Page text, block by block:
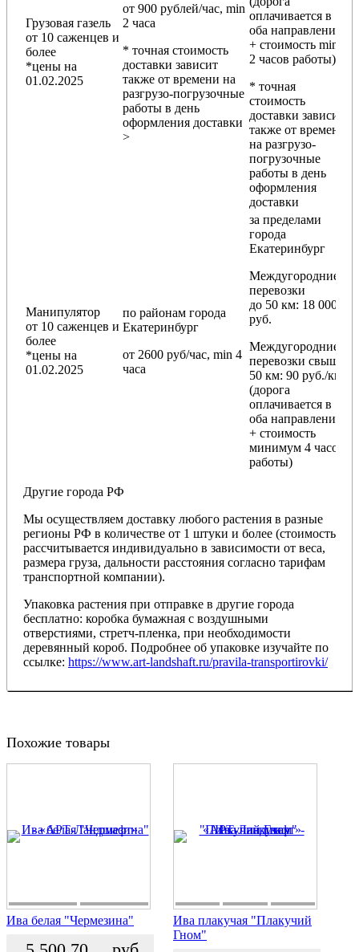
Грузовая газель
от 10 саженцев и
более
*цены на
01.02.2025
от 900 рублей/час, min
2 часа
* точная стоимость
доставки зависит
также от времени на
разгрузо-погрузочные
работы в день
оформления доставки
>
оплачивается в
оба направления
+ стоимость min
2 часов работы)
* точная
стоимость
доставки зависит
также от времени
на разгрузо-
погрузочные
работы в день
оформления
доставки
Манипулятор
от 10 саженцев и
более
*цены на
01.02.2025
по районам города
Екатеринбург
от 2600 руб/час, min 4
часа
за пределами
города
Екатеринбург
Междугородние
перевозки
до 50 км: 18 000
руб.
Междугородние
перевозки свыше
50 км: 90 руб./км
(дорога
оплачивается в
оба направления
+ стоимость
минимум 4 часов
работы)
Другие города РФ
Мы осуществляем доставку любого растения в разные
регионы РФ в количестве от 1 штуки и более (стоимость
рассчитывается индивидуально в зависимости от веса,
размера груза, дальности расстояния согласно тарифам
транспортной компании).
Упаковка растения при отправке в другие города
бесплатно: коробка бумажная с воздушными
отверстиями, стретч-пленка, при необходимости
деревянный короб. Подробнее об упаковке изучайте по
ссылке: https://www.art-landshaft.ru/pravila-transportirovki/
Похожие товары
Ива белая "Чермезина"
Ива плакучая "Плакучий
Гном"